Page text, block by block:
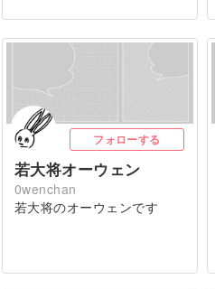
フォローする
若大将オーウェン
0wenchan
若大将のオーウェンです